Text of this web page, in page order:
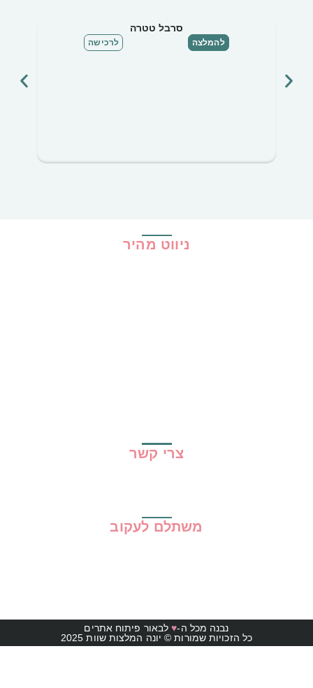
סרבל טטרה
להמלצה לרכישה
ניווט מהיר
צרי קשר
משתלם לעקוב
נבנה מכל ה-♥לבאור פיתוח אתרים
כל הזכויות שמורות © יונה המלצות שוות 2025